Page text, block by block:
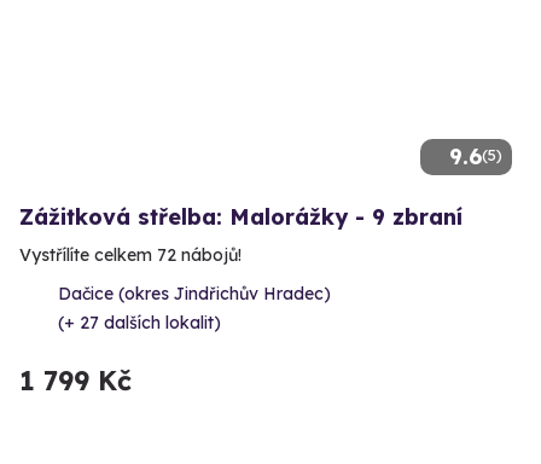
9.6(5)
Zážitková střelba: Malorážky - 9 zbraní
Vystřílíte celkem 72 nábojů!
Dačice (okres Jindřichův Hradec)
(+ 27 dalších lokalit)
1 799 Kč